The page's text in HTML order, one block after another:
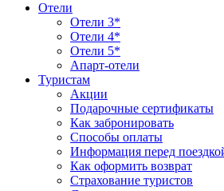
Отели
Отели 3*
Отели 4*
Отели 5*
Апарт-отели
Туристам
Акции
Подарочные сертификаты
Как забронировать
Способы оплаты
Информация перед
Как оформить возврат
Страхование туристов